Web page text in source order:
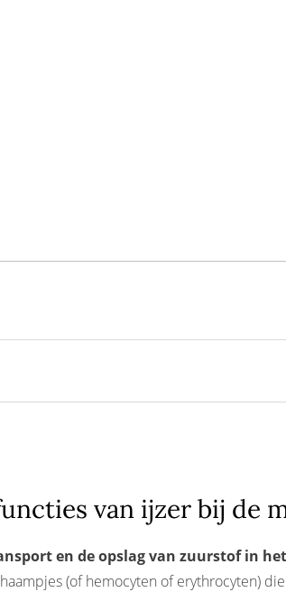
de mens
van ijzer bij de
en de opslag van zuurstof in
(of hemocyten of erythrocyten)